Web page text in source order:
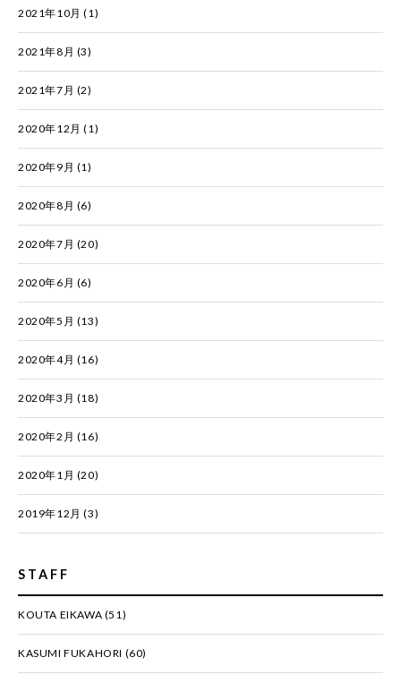
2021年10月 (1)
2021年8月 (3)
2021年7月 (2)
2020年12月 (1)
2020年9月 (1)
2020年8月 (6)
2020年7月 (20)
2020年6月 (6)
2020年5月 (13)
2020年4月 (16)
2020年3月 (18)
2020年2月 (16)
2020年1月 (20)
2019年12月 (3)
STAFF
KOUTA EIKAWA (51)
KASUMI FUKAHORI (60)